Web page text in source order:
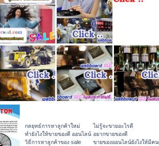
กลยุทธ์การหาลูกค้าใหม่
ทํายังไงให้ขายของดี ออนไลน์
วิธีการหาลูกค้าของ sale
ไม่รู้จะขายอะไรดี
อยากขายของดี
ขายของออนไลน์ยังไงให้มีค